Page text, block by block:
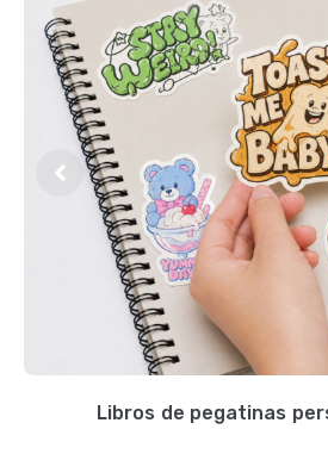
Libros de pegatinas